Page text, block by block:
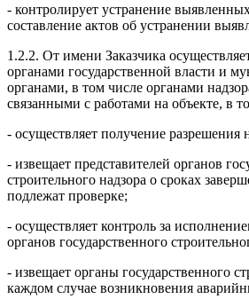
- контролирует устранение
составление актов об устранении
1.2.2. От имени Заказчика
органами государственной власти и
органами, в том числе органами
связанными с работами на объекте, в
- осуществляет получение разрешения
- извещает представителей органов
строительного надзора о сроках
подлежат проверке;
- осуществляет контроль за
органов государственного
- извещает органы государственного
каждом случае возникновения